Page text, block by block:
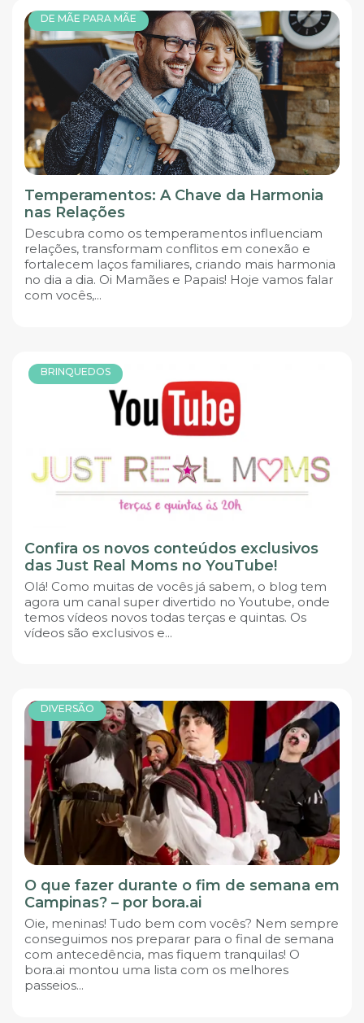
DE MÃE PARA MÃE
Temperamentos: A Chave da Harmonia
nas Relações
Descubra como os temperamentos influenciam
relações, transformam conflitos em conexão e
fortalecem laços familiares, criando mais harmonia
no dia a dia. Oi Mamães e Papais! Hoje vamos falar
com vocês,...
BRINQUEDOS
Confira os novos conteúdos exclusivos
das Just Real Moms no YouTube!
Olá! Como muitas de vocês já sabem, o blog tem
agora um canal super divertido no Youtube, onde
temos vídeos novos todas terças e quintas. Os
vídeos são exclusivos e...
DIVERSÃO
O que fazer durante o fim de semana em
Campinas? – por bora.ai
Oie, meninas! Tudo bem com vocês? Nem sempre
conseguimos nos preparar para o final de semana
com antecedência, mas fiquem tranquilas! O
bora.ai montou uma lista com os melhores
passeios...